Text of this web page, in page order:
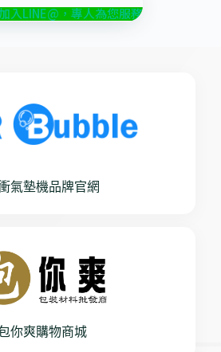
入LINE@，專人為您服務
氣墊機品牌官網
你爽購物商城